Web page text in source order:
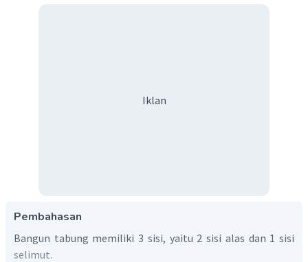
Iklan
Pembahasan
Bangun tabung memiliki 3 sisi, yaitu 2 sisi alas dan 1 sisi
selimut.